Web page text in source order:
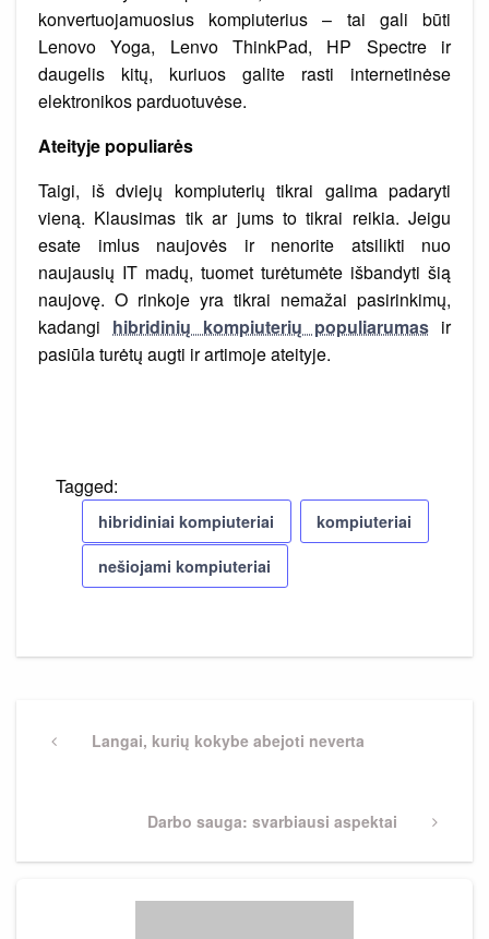
konvertuojamuosius kompiuterius – tai gali būti
Lenovo Yoga, Lenvo ThinkPad, HP Spectre ir
daugelis kitų, kuriuos galite rasti internetinėse
elektronikos parduotuvėse.
Ateityje populiarės
Taigi, iš dviejų kompiuterių tikrai galima padaryti
vieną. Klausimas tik ar jums to tikrai reikia. Jeigu
esate imlus naujovės ir nenorite atsilikti nuo
naujausių IT madų, tuomet turėtumėte išbandyti šią
naujovę. O rinkoje yra tikrai nemažai pasirinkimų,
kadangi hibridinių kompiuterių populiarumas ir
pasiūla turėtų augti ir artimoje ateityje.
Tagged:
hibridiniai kompiuteriai kompiuteriai
nešiojami kompiuteriai
tarpPreviousLangai, kurių kokybe abejoti neverta
Next
Darbo sauga: svarbiausi aspektai